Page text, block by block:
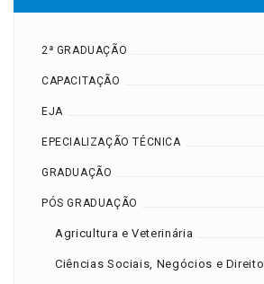
2ª GRADUAÇÃO
CAPACITAÇÃO
EJA
EPECIALIZAÇÃO TÉCNICA
GRADUAÇÃO
PÓS GRADUAÇÃO
Agricultura e Veterinária
Ciências Sociais, Negócios e Direito